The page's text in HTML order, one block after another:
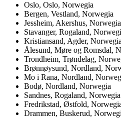
Oslo, Oslo, Norwegia
Bergen, Vestland, Norwegia
Jessheim, Akershus, Norwegia
Stavanger, Rogaland,
Kristiansand, Agder, Norwegia
Ålesund, Møre og Romsdal,
Trondheim, Trøndelag,
Brønnøysund, Nordland,
Mo i Rana, Nordland,
Bodø, Nordland, Norwegia
Sandnes, Rogaland, Norwegia
Fredrikstad, Østfold,
Drammen, Buskerud,